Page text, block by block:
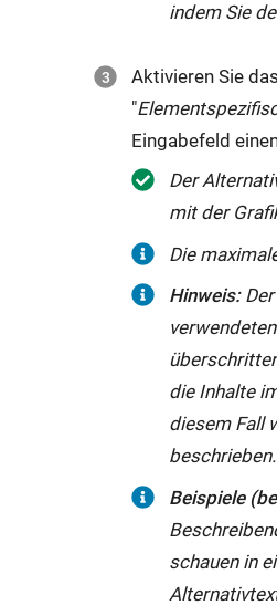
indem Sie
Aktivieren Sie
"
Eingabefeld
Der
mit der
Die
Hinweis:
die Inhalte
diesem Fall
beschrieben.
Beispiele
schauen in